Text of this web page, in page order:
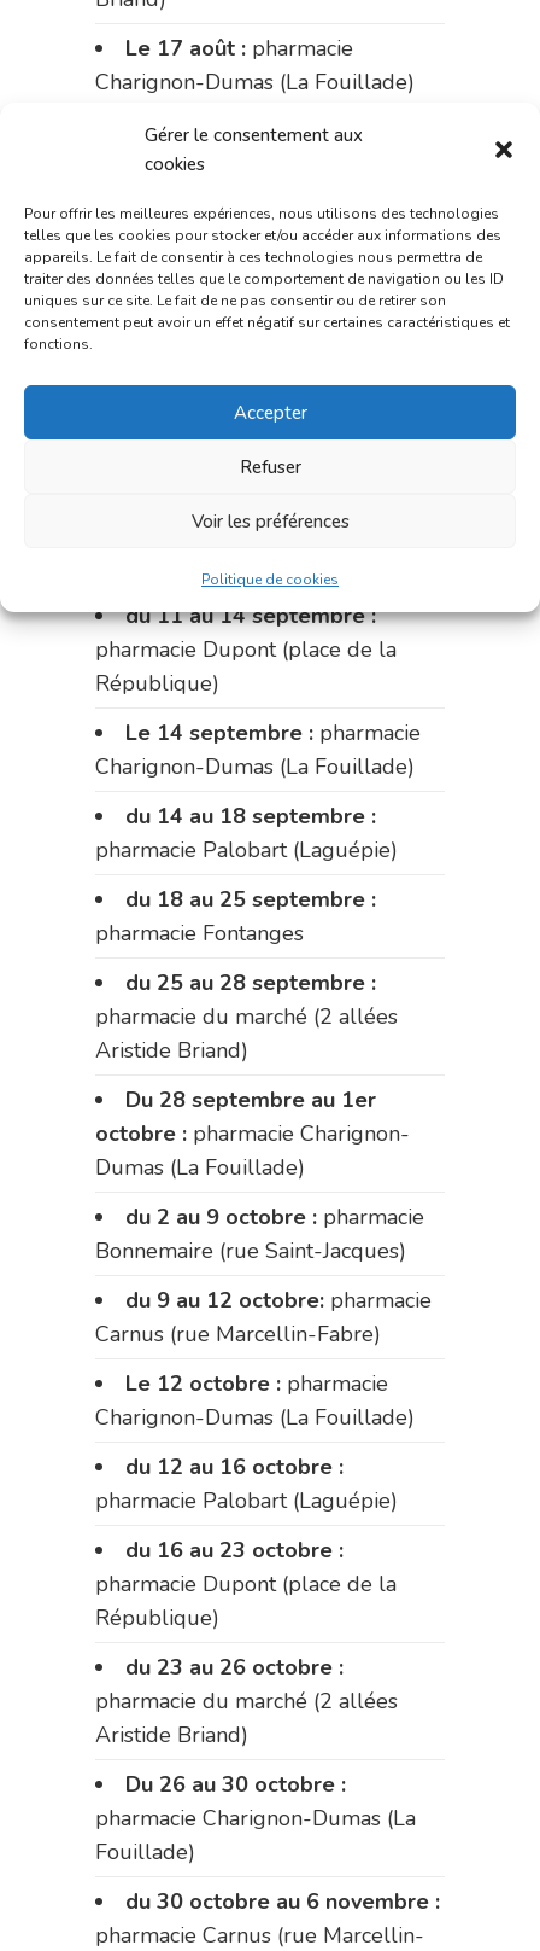
Gérer le consentement aux
cookies
Pour offrir les meilleures expériences, nous utilisons des technologies
telles que les cookies pour stocker et/ou accéder aux informations des
appareils. Le fait de consentir à ces technologies nous permettra de
traiter des données telles que le comportement de navigation ou les ID
uniques sur ce site. Le fait de ne pas consentir ou de retirer son
consentement peut avoir un effet négatif sur certaines caractéristiques et
fonctions.
Accepter
Refuser
Voir les préférences
Politique de cookies
Le 17 août : pharmacie
Charignon-Dumas (La Fouillade)
du 17 au 21 août :pharmacie
Palobart (Laguépie)
du 21 au 28 août :pharmacie
Dupont (place de la République)
du 28 au 31 août :pharmacie
Bonnemaire (rue Saint-Jacques)
Du 31 août au 4 septembre :
pharmacie Charignon-Dumas (La
Fouillade)
pharmacie Carnus (rue Marcellin-
du 11 au 14 septembre :
pharmacie Dupont (place de la
République)
Le 14 septembre : pharmacie
Charignon-Dumas (La Fouillade)
du 14 au 18 septembre :
pharmacie Palobart (Laguépie)
du 18 au 25 septembre :
pharmacie Fontanges
du 25 au 28 septembre :
pharmacie du marché (2 allées
Aristide Briand)
Du 28 septembre au 1er
octobre : pharmacie Charignon-
Dumas (La Fouillade)
du 2 au 9 octobre : pharmacie
Bonnemaire (rue Saint-Jacques)
du 9 au 12 octobre: pharmacie
Carnus (rue Marcellin-Fabre)
Le 12 octobre : pharmacie
Charignon-Dumas (La Fouillade)
du 12 au 16 octobre :
pharmacie Palobart (Laguépie)
du 16 au 23 octobre :
pharmacie Dupont (place de la
République)
du 23 au 26 octobre :
pharmacie du marché (2 allées
Aristide Briand)
Du 26 au 30 octobre :
pharmacie Charignon-Dumas (La
Fouillade)
du 30 octobre au 6 novembre :
pharmacie Carnus (rue Marcellin-